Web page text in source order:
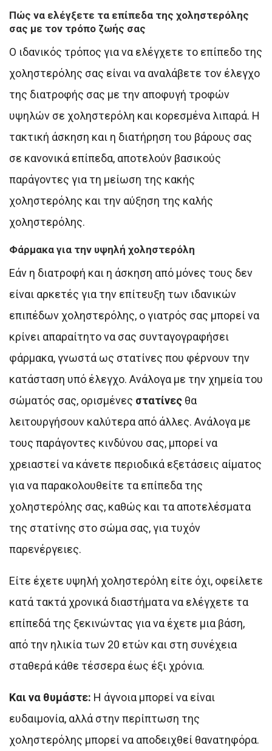
Πώς να ελέγξετε τα επίπεδα της χοληστερόλης
σας με τον τρόπο ζωής σας
Ο ιδανικός τρόπος για να ελέγχετε το επίπεδο της
χοληστερόλης σας είναι να αναλάβετε τον έλεγχο
της διατροφής σας με την αποφυγή τροφών
υψηλών σε χοληστερόλη και κορεσμένα λιπαρά. Η
τακτική άσκηση και η διατήρηση του βάρους σας
σε κανονικά επίπεδα, αποτελούν βασικούς
παράγοντες για τη μείωση της κακής
χοληστερόλης και την αύξηση της καλής
χοληστερόλης.
Φάρμακα για την υψηλή χοληστερόλη
Εάν η διατροφή και η άσκηση από μόνες τους δεν
είναι αρκετές για την επίτευξη των ιδανικών
επιπέδων χοληστερόλης, ο γιατρός σας μπορεί να
κρίνει απαραίτητο να σας συνταγογραφήσει
φάρμακα, γνωστά ως στατίνες που φέρνουν την
κατάσταση υπό έλεγχο. Ανάλογα με την χημεία του
σώματός σας, ορισμένες στατίνες θα
λειτουργήσουν καλύτερα από άλλες. Ανάλογα με
τους παράγοντες κινδύνου σας, μπορεί να
χρειαστεί να κάνετε περιοδικά εξετάσεις αίματος
για να παρακολουθείτε τα επίπεδα της
χοληστερόλης σας, καθώς και τα αποτελέσματα
της στατίνης στο σώμα σας, για τυχόν
παρενέργειες.
Είτε έχετε υψηλή χοληστερόλη είτε όχι, οφείλετε
κατά τακτά χρονικά διαστήματα να ελέγχετε τα
επίπεδά της ξεκινώντας για να έχετε μια βάση,
από την ηλικία των 20 ετών και στη συνέχεια
σταθερά κάθε τέσσερα έως έξι χρόνια.
Και να θυμάστε: Η άγνοια μπορεί να είναι
ευδαιμονία, αλλά στην περίπτωση της
χοληστερόλης μπορεί να αποδειχθεί θανατηφόρα.